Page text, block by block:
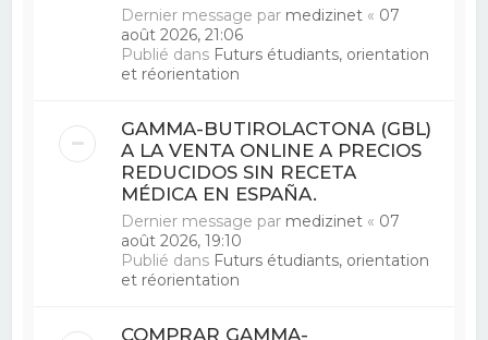
Dernier message par medizinet « 07
août 2026, 21:06
Publié dans Futurs étudiants, orientation
et réorientation
GAMMA-BUTIROLACTONA (GBL)
A LA VENTA ONLINE A PRECIOS
REDUCIDOS SIN RECETA
MÉDICA EN ESPAÑA.
Dernier message par medizinet « 07
août 2026, 19:10
Publié dans Futurs étudiants, orientation
et réorientation
COMPRAR GAMMA-